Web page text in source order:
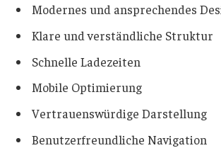
Modernes und ansprechendes
Klare und verständliche Struktur
Schnelle Ladezeiten
Mobile Optimierung
Vertrauenswürdige Darstellung
Benutzerfreundliche Navigation